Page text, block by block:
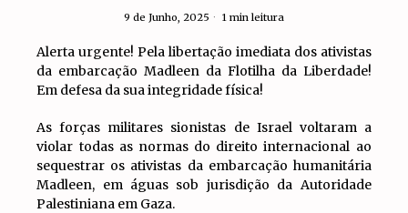
9 de Junho, 2025 1 min leitura
Alerta urgente! Pela libertação imediata dos ativistas
da embarcação Madleen da Flotilha da Liberdade!
Em defesa da sua integridade física!
As forças militares sionistas de Israel voltaram a
violar todas as normas do direito internacional ao
sequestrar os ativistas da embarcação humanitária
Madleen, em águas sob jurisdição da Autoridade
Palestiniana em Gaza.